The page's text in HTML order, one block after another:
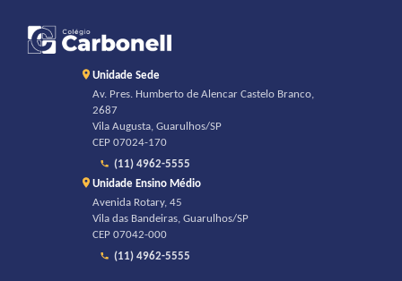
Unidade Sede
Av. Pres. Humberto de Alencar Castelo Branco,
2687
Vila Augusta, Guarulhos/SP
CEP 07024-170
(11) 4962-5555
Unidade Ensino Médio
Avenida Rotary, 45
Vila das Bandeiras, Guarulhos/SP
CEP 07042-000
(11) 4962-5555